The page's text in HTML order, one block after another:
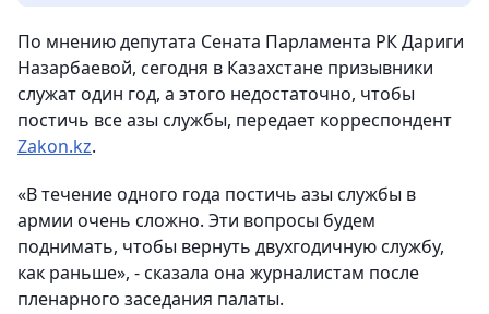
По мнению депутата Сената Парламента РК Дариги
Назарбаевой, сегодня в Казахстане призывники
служат один год, а этого недостаточно, чтобы
постичь все азы службы, передает корреспондент
Zakon.kz.
«В течение одного года постичь азы службы в
армии очень сложно. Эти вопросы будем
поднимать, чтобы вернуть двухгодичную службу,
как раньше», - сказала она журналистам после
пленарного заседания палаты.